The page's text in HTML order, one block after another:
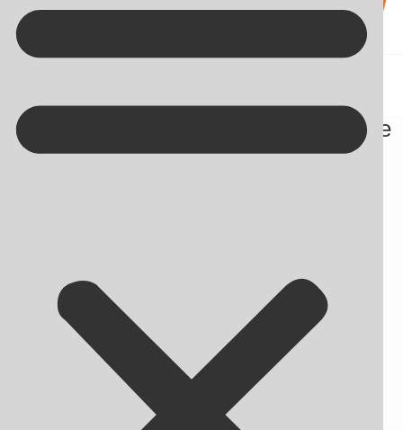
Kontakt på +45 70 13 63 23
Der er intet galt med de lavthængende
content marketing-frugter